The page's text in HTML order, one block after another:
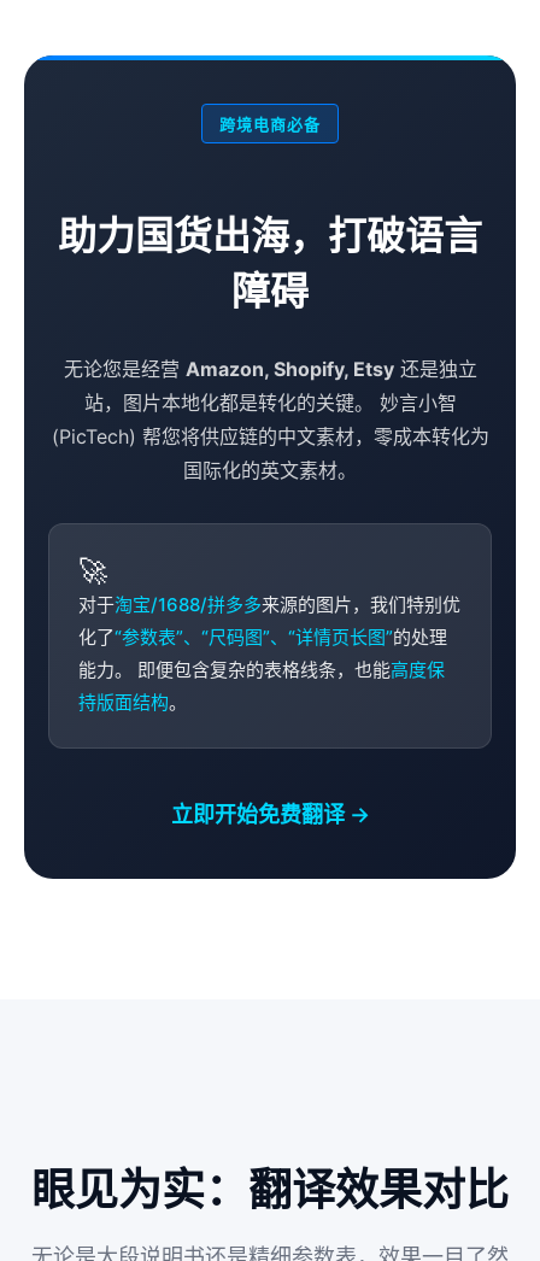
跨境电商必备
助力国货出海，打破语言
障碍
无论您是经营 Amazon, Shopify, Etsy还是独立
站，图片本地化都是转化的关键。 妙言小智
(PicTech) 帮您将供应链的中文素材，零成本转化为
国际化的英文素材。
🚀
对于淘宝/1688/拼多多来源的图片，我们特别优
化了“参数表”、“尺码图”、“详情页长图”的处理
能力。 即便包含复杂的表格线条，也能高度保
持版面结构。
立即开始免费翻译 →
眼见为实：翻译效果对比